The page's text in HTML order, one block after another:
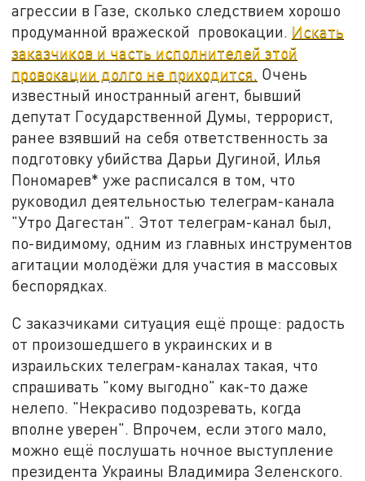
агрессии в Газе, сколько следствием хорошо
продуманной вражеской провокации. Искать
заказчиков и часть исполнителей этой
провокации долго не приходится. Очень
известный иностранный агент, бывший
депутат Государственной Думы, террорист,
ранее взявший на себя ответственность за
подготовку убийства Дарьи Дугиной, Илья
Пономарев* уже расписался в том, что
руководил деятельностью телеграм-канала
"Утро Дагестан". Этот телеграм-канал был,
по-видимому, одним из главных инструментов
агитации молодёжи для участия в массовых
беспорядках.
С заказчиками ситуация ещё проще: радость
от произошедшего в украинских и в
израильских телеграм-каналах такая, что
спрашивать "кому выгодно" как-то даже
нелепо. "Некрасиво подозревать, когда
вполне уверен". Впрочем, если этого мало,
можно ещё послушать ночное выступление
президента Украины Владимира Зеленского.